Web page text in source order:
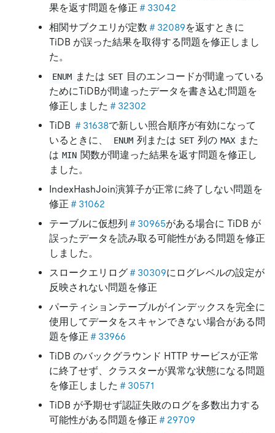
果を返す問題を修正 ＃33042
相関サブクエリが定数 ＃32089を返すときに
TiDB が誤った結果を取得する問題を修正しまし
た。
ENUM または SET 目のエンコードが間違っている
ためにTiDBが間違ったデータを書き込む問題を
修正しました ＃32302
TiDB ＃31638で新しい照合順序が有効になって
いるときに、
ENUM 列または SET 列の MAX また
は MIN 関数が間違った結果を返す問題を修正し
ました。
IndexHashJoin演算子が正常に終了しない問題を
修正 ＃31062
テーブルに仮想列 ＃30965がある場合に TiDB が
誤ったデータを読み取る可能性がある問題を修正
しました。
スロークエリログ＃30309にログレベルの設定が
反映されない問題を修正
パーティションテーブルがインデックスを完全に
使用してデータをスキャンできない場合がある問
題を修正 ＃33966
TiDB のバックグラウンド HTTP サービスが正常
に終了せず、クラスターが異常な状態になる問題
を修正しました ＃30571
TiDB が予期せず認証失敗のログを多数出力する
可能性がある問題を修正 ＃29709